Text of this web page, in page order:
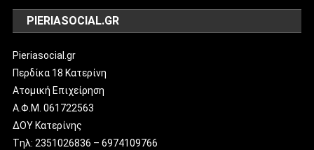
PIERIASOCIAL.GR
Pieriasocial.gr
Περδίκα 18 Κατερίνη
Ατομική Επιχείρηση
Α.Φ.Μ. 061722563
ΔΟΥ Κατερίνης
Tηλ: 2351026836 – 6974109766